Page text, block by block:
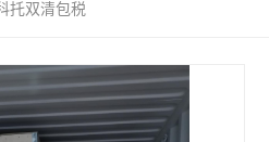
托双清包税